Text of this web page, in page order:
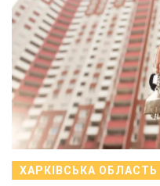
ХАРКІВСЬКА ОБЛАСТЬ